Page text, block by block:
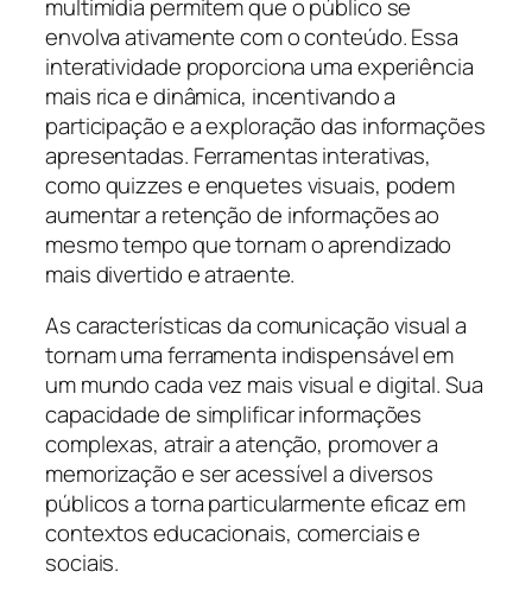
multimídia permitem que o público se
envolva ativamente com o conteúdo. Essa
interatividade proporciona uma experiência
mais rica e dinâmica, incentivando a
participação e a exploração das informações
apresentadas. Ferramentas interativas,
como quizzes e enquetes visuais, podem
aumentar a retenção de informações ao
mesmo tempo que tornam o aprendizado
mais divertido e atraente.
As características da comunicação visual a
tornam uma ferramenta indispensável em
um mundo cada vez mais visual e digital. Sua
capacidade de simplificar informações
complexas, atrair a atenção, promover a
memorização e ser acessível a diversos
públicos a torna particularmente eficaz em
contextos educacionais, comerciais e
sociais.